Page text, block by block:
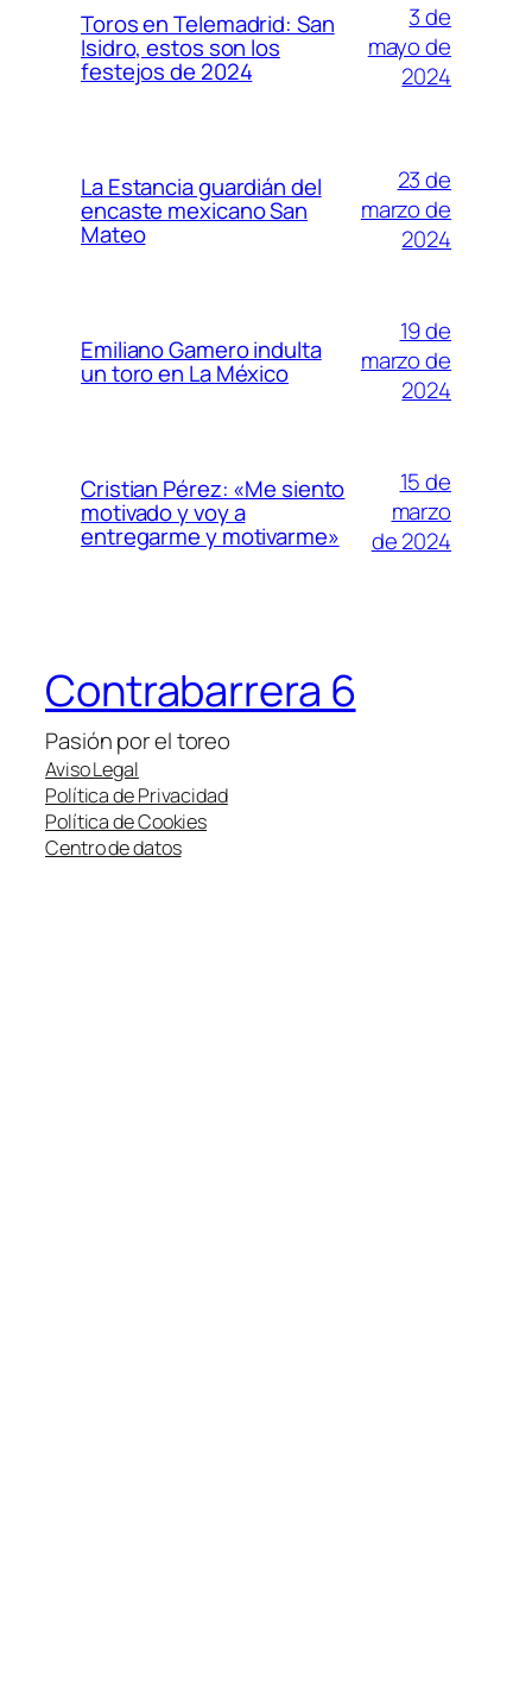
Toros en Telemadrid: San
Isidro, estos son los
festejos de 2024
3 de
mayo de
2024
La Estancia guardián del
encaste mexicano San
Mateo
23 de
marzo de
2024
Emiliano Gamero indulta
un toro en La México
19 de
marzo de
2024
Cristian Pérez: «Me siento
motivado y voy a
entregarme y motivarme»
15 de
marzo
de 2024
Contrabarrera 6
Pasión por el toreo
Aviso Legal
Política de Privacidad
Política de Cookies
Centro de datos